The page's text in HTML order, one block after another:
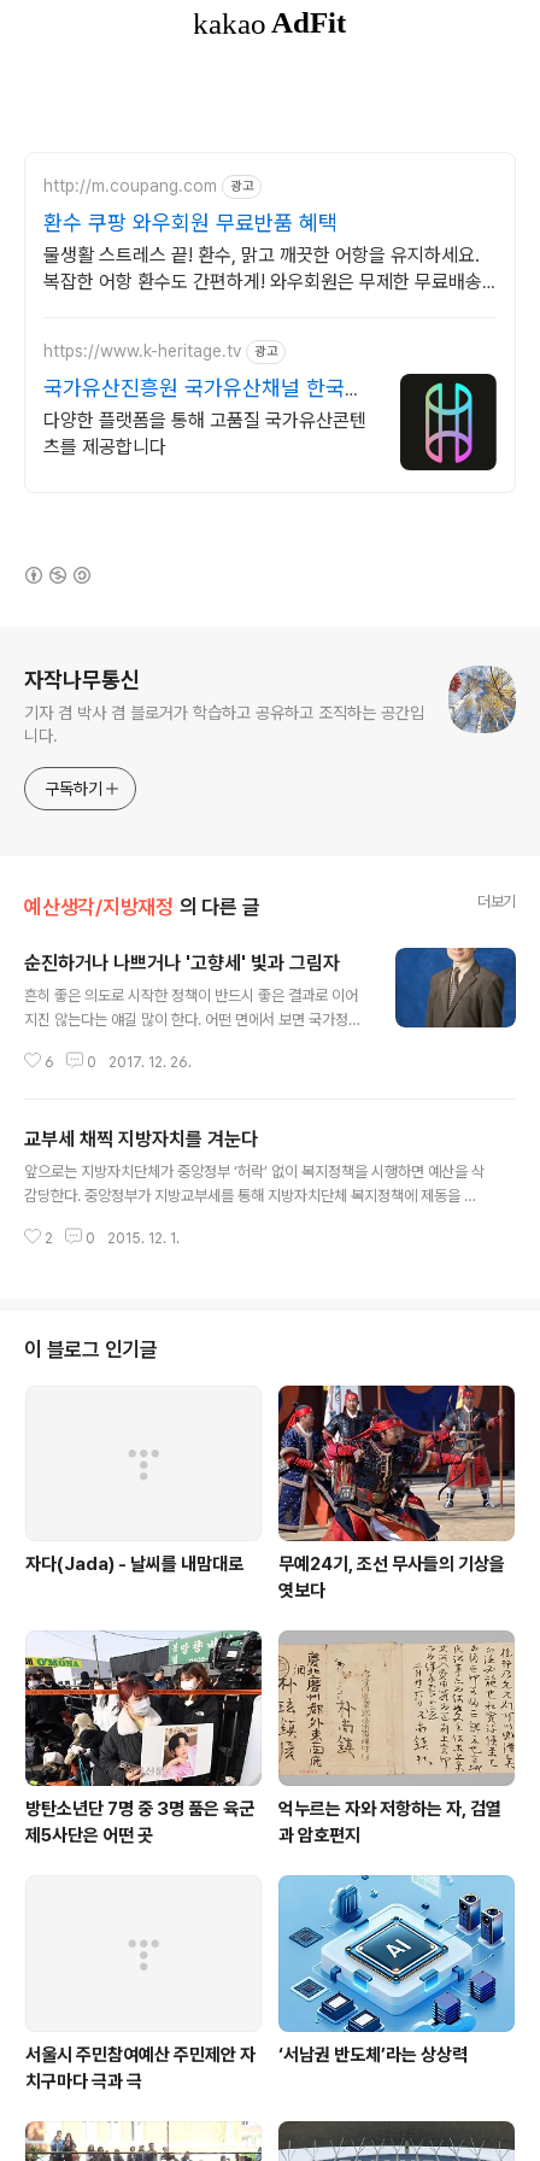
http://m.coupang.com 광고
환수 쿠팡 와우회원 무료반품 혜택
물생활 스트레스 끝! 환수, 맑고 깨끗한 어항을 유지하세요.
복잡한 어항 환수도 간편하게! 와우회원은 무제한 무료배송
https://www.k-heritage.tv 광고
국가유산진흥원 국가유산채널 한국의
세계유산 영상
다양한 플랫폼을 통해 고품질 국가유산콘텐
츠를 제공합니다
자작나무통신
기자 겸 박사 겸 블로거가 학습하고 공유하고 조직하는 공간입
니다.
구독하기
예산생각/지방재정 의 다른 글 더보기
순진하거나 나쁘거나 '고향세' 빛과 그림자
흔히 좋은 의도로 시작한 정책이 반드시 좋은 결과로 이어
지진 않는다는 얘길 많이 한다. 어떤 면에서 보면 국가정책
나 싶기도 하다. 그것보단 좀 더 건조하지만 엉성한 정책설
‘고향세’가 바로 그런 경우다. 고향을 사랑하고 고향을 돕겠
다는데 반대할 사람은 누구도 없을 것이다. 지방재정 악화
와 격차확대라는 해묵은 현실까지 고려하면 ‘고향세’는 지
분과 달리 고향세는 치명적인 약점이 존재한다. 벌써부터
6 0 2017. 12. 26.
교부세 채찍 지방자치를 겨눈다
앞으로는 지방자치단체가 중앙정부 ‘허락’ 없이 복지정책을 시행하면 예산을 삭
감당한다. 중앙정부가 지방교부세를 통해 지방자치단체 복지정책에 제동을 걸
방교부세법 시행령은 올해 5월 국가재정전략회의에서 정부가 제시한 지방교부
능을 수행한다. 원칙적으로 지방교부세는 지자체가 자율적으로 사용할 수 있는
일반재원이고 ‘무조건부 교부금’이다. 따라서 이번 지방교부세법 시행령은 지방
교부세의 취지 자체에 상당한 변화를 강제하는 것..
2 0 2015. 12. 1.
이 블로그 인기글
자다(Jada) - 날씨를 내맘대로
무예24기, 조선 무사들의 기상을
엿보다
방탄소년단 7명 중 3명 품은 육군
제5사단은 어떤 곳
억누르는 자와 저항하는 자, 검열
과 암호편지
서울시 주민참여예산 주민제안 자
치구마다 극과 극
‘서남권 반도체’라는 상상력